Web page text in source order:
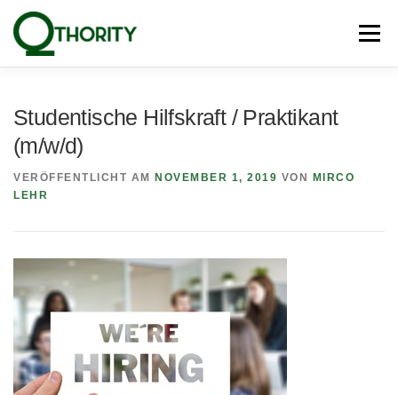
Inhalt
springen
Menü
Studentische Hilfskraft / Praktikant
(m/w/d)
VERÖFFENTLICHT AM NOVEMBER 1, 2019 VON
MIRCO
LEHR